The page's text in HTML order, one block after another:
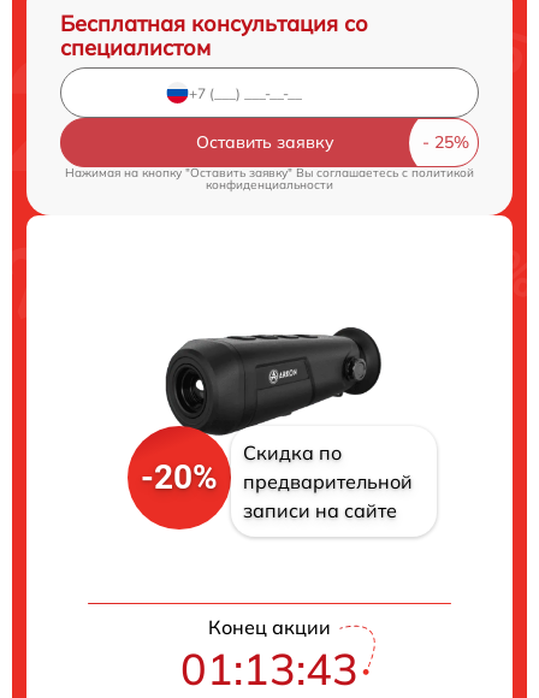
Бесплатная консультация со
специалистом
Оставить заявку
Нажимая на кнопку "Оставить заявку" Вы соглашаетесь c политикой
конфиденциальности
-20%
Скидка по
предварительной
записи на сайте
Конец акции
01:13:42